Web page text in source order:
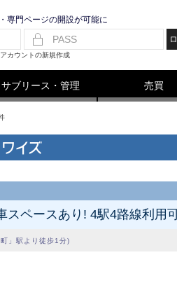
専門ページの開設が可能に
アカウントの新規作成
サブリース・管理 売買
イズ
ペースあり! 4駅4路線利用
」駅より徒歩1分)